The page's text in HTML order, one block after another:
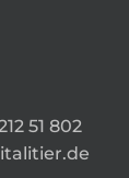
51 802